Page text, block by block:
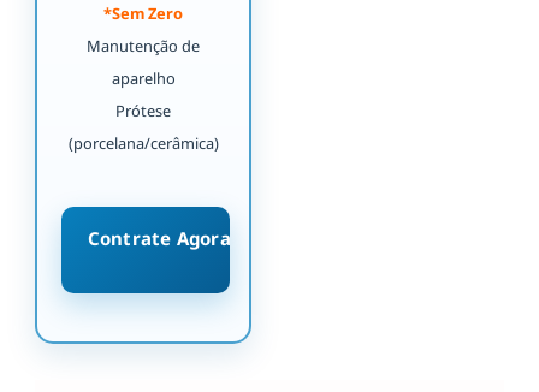
*Sem Zero
Manutenção de
aparelho
Prótese
(porcelana/cerâmica)
Contrate Agora